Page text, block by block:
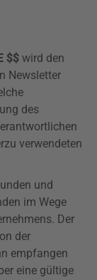
$$ wird den
Newsletter
des
verwendeten
und
im Wege
Der
der
empfangen
eine gültige